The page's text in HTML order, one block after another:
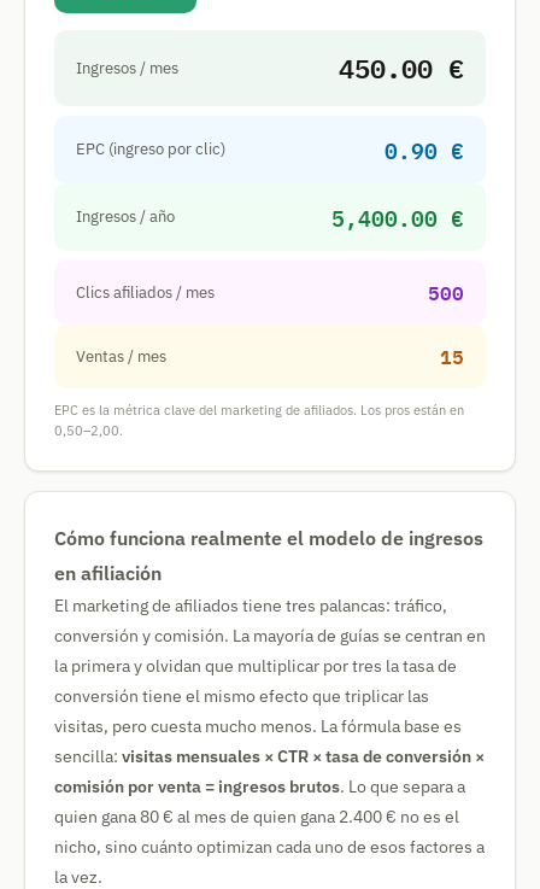
Ingresos / mes 450.00 €
EPC (ingreso por clic) 0.90 €
Ingresos / año 5,400.00 €
Clics afiliados / mes 500
Ventas / mes 15
EPC es la métrica clave del marketing de afiliados. Los pros están en
0,50–2,00.
Cómo funciona realmente el modelo de ingresos
en afiliación
El marketing de afiliados tiene tres palancas: tráfico,
conversión y comisión. La mayoría de guías se centran en
la primera y olvidan que multiplicar por tres la tasa de
conversión tiene el mismo efecto que triplicar las
visitas, pero cuesta mucho menos. La fórmula base es
sencilla: visitas mensuales × CTR × tasa de conversión ×
comisión por venta = ingresos brutos. Lo que separa a
quien gana 80 € al mes de quien gana 2.400 € no es el
nicho, sino cuánto optimizan cada uno de esos factores a
la vez.